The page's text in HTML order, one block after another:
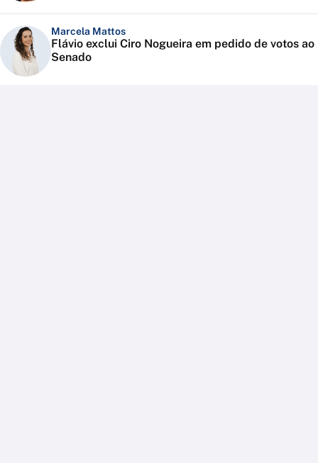
Marcela Mattos
Flávio exclui Ciro Nogueira em pedido de votos ao
Senado